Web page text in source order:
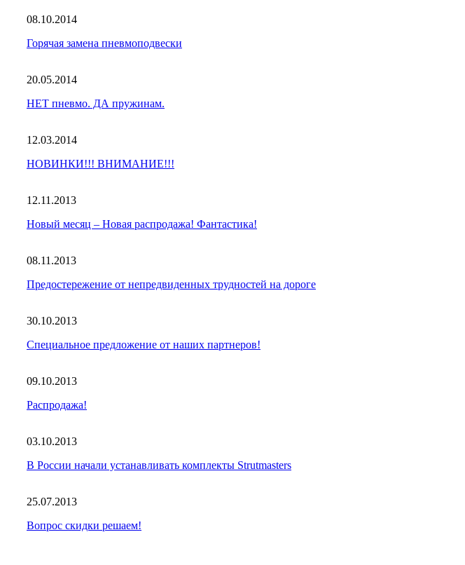
08.10.2014
Горячая замена пневмоподвески
20.05.2014
НЕТ пневмо. ДА пружинам.
12.03.2014
НОВИНКИ!!! ВНИМАНИЕ!!!
12.11.2013
Новый месяц – Новая распродажа! Фантастика!
08.11.2013
Предостережение от непредвиденных трудностей на дороге
30.10.2013
Специальное предложение от наших партнеров!
09.10.2013
Распродажа!
03.10.2013
В России начали устанавливать комплекты Strutmasters
25.07.2013
Вопрос скидки решаем!